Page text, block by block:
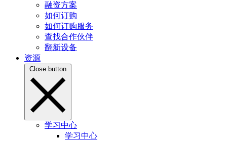
融资方案
如何订购
如何订购服务
查找合作伙伴
翻新设备
资源
Close button
学习中心
学习中心